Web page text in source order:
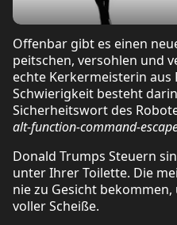
Offenbar gibt es einen
peitschen, versohlen und
echte Kerkermeisterin aus
Schwierigkeit besteht
Sicherheitswort des
alt-function-command-
Donald Trumps Steuern
unter Ihrer Toilette. Die
nie zu Gesicht
voller Scheiße.